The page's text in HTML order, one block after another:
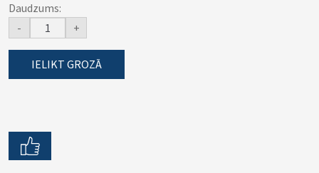
Daudzums:
-
+
IELIKT GROZĀ